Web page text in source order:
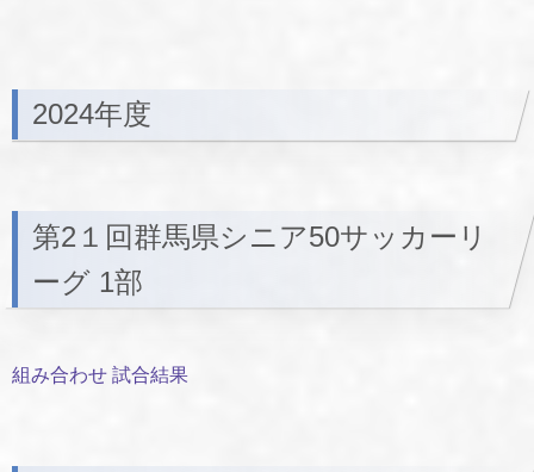
2024年度
第2１回群馬県シニア50サッカーリ
ーグ 1部
組み合わせ 試合結果